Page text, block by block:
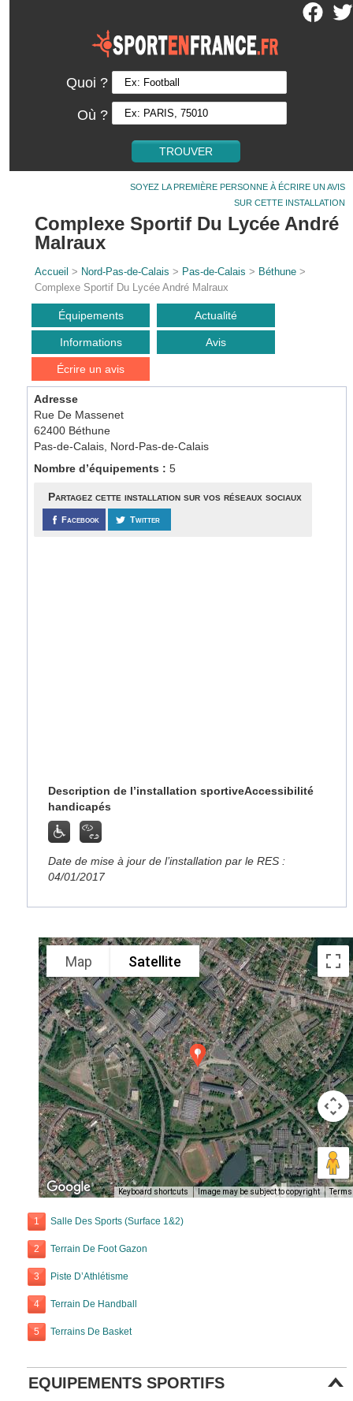
Quoi ?
Où ?
SOYEZ LA PREMIÈRE PERSONNE À ÉCRIRE UN AVIS
SUR CETTE INSTALLATION
Complexe Sportif Du Lycée André
Malraux
Accueil > Nord-Pas-de-Calais > Pas-de-Calais > Béthune >
Complexe Sportif Du Lycée André Malraux
Équipements Actualité
Informations Avis
Écrire un avis
Adresse
Rue De Massenet
62400 Béthune
Pas-de-Calais, Nord-Pas-de-Calais
Nombre d’équipements :5
Partagez cette installation sur vos réseaux sociaux
Facebook Twitter
Description de l’installation sportiveAccessibilité
handicapés
Date de mise à jour de l’installation par le RES :
04/01/2017
Map Satellite
Keyboard shortcuts Image may be subject to copyright Terms
1 Salle Des Sports (Surface 1&2)
2 Terrain De Foot Gazon
3 Piste D’Athlétisme
4 Terrain De Handball
5 Terrains De Basket
EQUIPEMENTS SPORTIFS